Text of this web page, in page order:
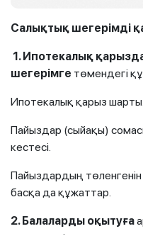
Салықтық шегерімді
1. Ипотекалық
шегерімге төмендегі
Ипотекалық қарыз шарты.
Пайыздар (сыйақы)
кестесі.
Пайыздардың
басқа да құжаттар.
2. Балаларды оқытуға